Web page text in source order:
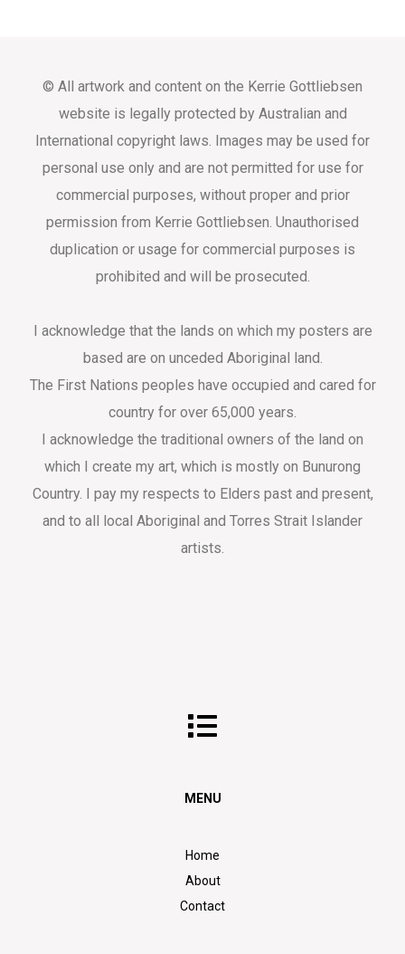
© All artwork and content on the Kerrie Gottliebsen
website is legally protected by Australian and
International copyright laws. Images may be used for
personal use only and are not permitted for use for
commercial purposes, without proper and prior
permission from Kerrie Gottliebsen. Unauthorised
duplication or usage for commercial purposes is
prohibited and will be prosecuted.
I acknowledge that the lands on which my posters are
based are on unceded Aboriginal land.
The First Nations peoples have occupied and cared for
country for over 65,000 years.
I acknowledge the traditional owners of the land on
which I create my art, which is mostly on Bunurong
Country. I pay my respects to Elders past and present,
and to all local Aboriginal and Torres Strait Islander
artists.
MENU
Home
About
Contact